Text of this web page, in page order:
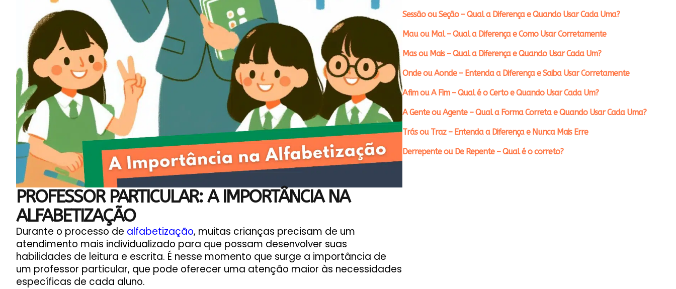
PROFESSOR PARTICULAR: A IMPORTÂNCIA NA
ALFABETIZAÇÃO
Durante o processo de alfabetização, muitas crianças precisam de um
atendimento mais individualizado para que possam desenvolver suas
habilidades de leitura e escrita. É nesse momento que surge a importância de
um professor particular, que pode oferecer uma atenção maior às necessidades
específicas de cada aluno.
Sessão ou Seção – Qual a Diferença e Quando Usar Cada Uma?
Mau ou Mal – Qual a Diferença e Como Usar Corretamente
Mas ou Mais – Qual a Diferença e Quando Usar Cada Um?
Onde ou Aonde – Entenda a Diferença e Saiba Usar Corretamente
Afim ou A Fim – Qual é o Certo e Quando Usar Cada Um?
A Gente ou Agente – Qual a Forma Correta e Quando Usar Cada Uma?
Trás ou Traz – Entenda a Diferença e Nunca Mais Erre
Derrepente ou De Repente – Qual é o correto?